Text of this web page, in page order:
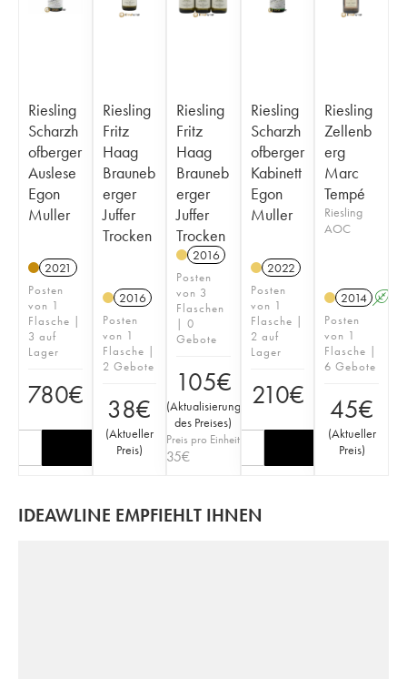
Riesling
Scharzh
ofberger
Auslese
Egon
Muller
2021
Posten
von 1
Flasche |
3 auf
Lager
780€
Riesling
Fritz
Haag
Brauneb
erger
Juffer
Trocken
2016
Posten
von 1
Flasche |
2 Gebote
38€
(Aktueller
Preis)
Riesling
Fritz
Haag
Brauneb
erger
Juffer
Trocken
2016
Posten
von 3
Flaschen
| 0
Gebote
105€
(Aktualisierung
des Preises)
Preis pro Einheit
35€
Riesling
Scharzh
ofberger
Kabinett
Egon
Muller
2022
Posten
von 1
Flasche |
2 auf
Lager
210€
Riesling
Zellenb
erg
Marc
Tempé
Riesling
AOC
2014 A
Posten
von 1
Flasche |
6 Gebote
45€
(Aktueller
Preis)
IDEAWLINE EMPFIEHLT IHNEN